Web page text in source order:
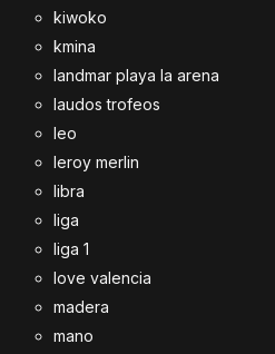
kiwoko
kmina
landmar playa la arena
laudos trofeos
leo
leroy merlin
libra
liga
liga 1
love valencia
madera
mano